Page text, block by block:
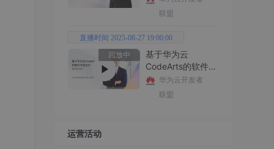
联盟
直播时间 2025-08-27 19:00:00
回放中
基于华为云
CodeArts的软件开
发技术华为云开发者
联盟
运营活动